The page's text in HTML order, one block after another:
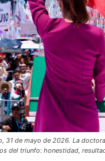
31 de mayo de 2026. La
del triunfo: honestidad,